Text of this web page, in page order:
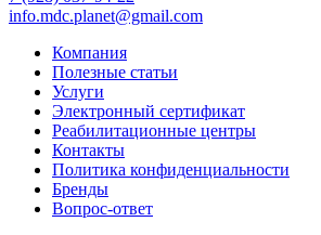
info.mdc.planet@gmail.com
Компания
Полезные статьи
Услуги
Электронный сертификат
Реабилитационные центры
Контакты
Политика конфиденциальности
Бренды
Вопрос-ответ